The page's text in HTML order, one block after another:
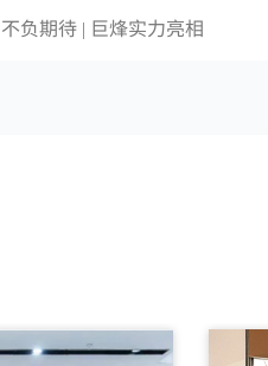
负期待 | 巨烽实力亮相